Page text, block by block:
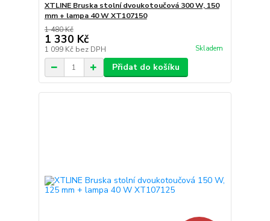
XTLINE Bruska stolní dvoukotoučová 300 W, 150
mm + lampa 40 W XT107150
1 480 Kč
1 330 Kč
1 099 Kč bez DPH Skladem
Přidat do košíku